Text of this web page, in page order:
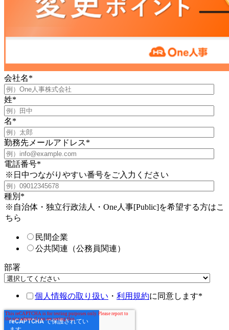
会社名*
姓*
名*
勤務先メールアドレス*
電話番号*
※日中つながりやすい番号をご入力ください
種別 *
※自治体・独立行政法人・One人事[Public]を希望する方はこ
ちら
民間企業
公共関連（公務員関連）
部署
個人情報の取り扱い ・ 利用規約に同意します*